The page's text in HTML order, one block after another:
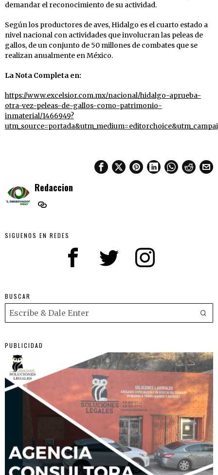
demandar el reconocimiento de su actividad.
Según los productores de aves, Hidalgo es el cuarto estado a
nivel nacional con actividades que involucran las peleas de
gallos, de un conjunto de 50 millones de combates que se
realizan anualmente en México.
La Nota Completa en:
https://www.excelsior.com.mx/nacional/hidalgo-aprueba-
otra-vez-peleas-de-gallos-como-patrimonio-
inmaterial/1466949?
Redaccion
SIGUENOS EN REDES
BUSCAR
PUBLICIDAD